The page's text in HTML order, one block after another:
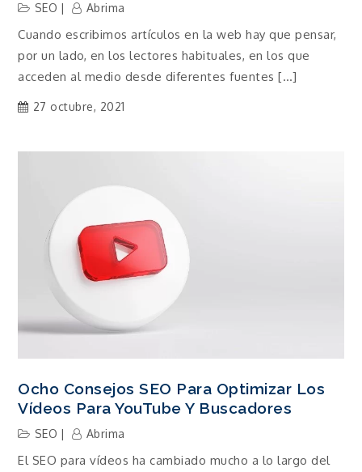
SEO Abrima
Cuando escribimos artículos en la web hay que pensar,
por un lado, en los lectores habituales, en los que
acceden al medio desde diferentes fuentes […]
27 octubre, 2021
Ocho Consejos SEO Para Optimizar Los
Vídeos Para YouTube Y Buscadores
SEO Abrima
El SEO para vídeos ha cambiado mucho a lo largo del